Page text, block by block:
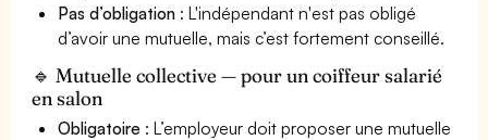
Pas d’obligation : L'indépendant n'est pas obligé
d’avoir une mutuelle, mais c’est fortement conseillé.
🔹 Mutuelle collective — pour un coiffeur salarié
en salon
Obligatoire : L’employeur doit proposer une mutuelle